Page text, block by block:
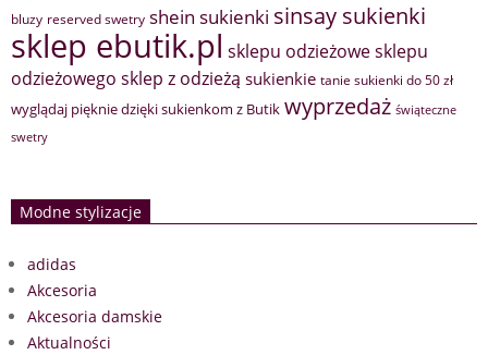
bluzy reserved swetry shein sukienki sinsay sukienki
sklep ebutik.pl sklepu odzieżowesklepu
odzieżowego sklep z odzieżą sukienkie tanie sukienki do 50 zł
wyglądaj pięknie dzięki sukienkom z Butik wyprzedaż świąteczne
swetry
Modne stylizacje
adidas
Akcesoria
Akcesoria damskie
Aktualności